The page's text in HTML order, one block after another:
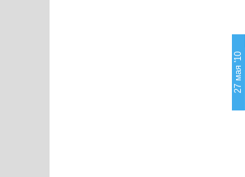
27 мая '10